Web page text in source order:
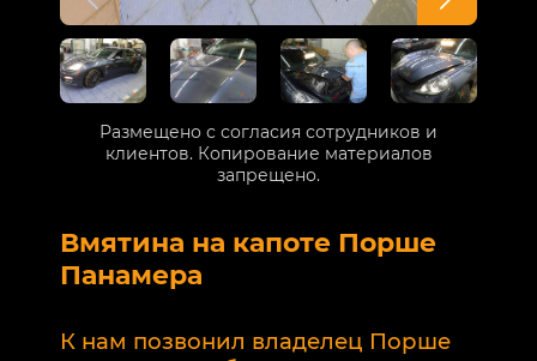
Вмятина на капоте Порше
Панамера
К нам позвонил владелец Порше
Размещено с согласия сотрудников и
клиентов. Копирование материалов
запрещено.